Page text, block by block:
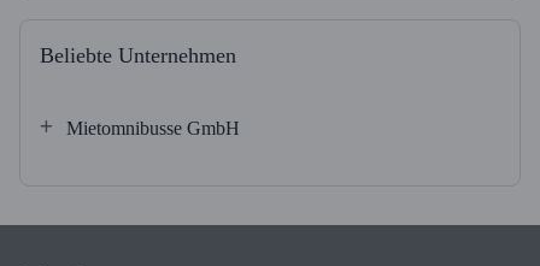
Beliebte Unternehmen
Mietomnibusse GmbH